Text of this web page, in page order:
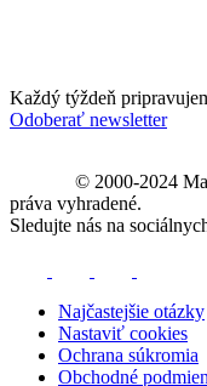
Každý týždeň
Odoberať newsletter
© 2000-2024
práva vyhradené.
Sledujte nás na
Najčastejšie otázky
Nastaviť cookies
Ochrana súkromia
Obchodné